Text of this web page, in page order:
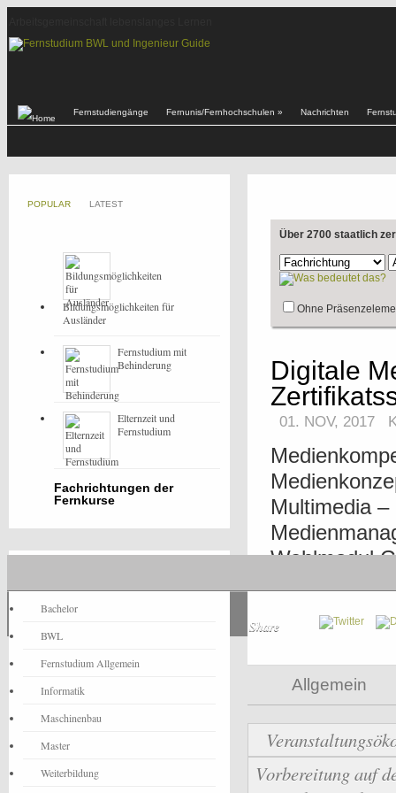
Fernstudiengänge Fernunis/Fernhochschulen » Nachrichten
Über 2700 staatlich
Ohne
Digitale
01. NOV, 2017
Multimedia
Wahlmodul
Share
Allgemein
Vorbereitung auf
POPULAR LATEST
Bildungsmöglichkeiten für
Ausländer
Fernstudium mit
Behinderung
Elternzeit und
Fernstudium
Fachrichtungen der
Fernkurse
Bachelor
BWL
Fernstudium Allgemein
Informatik
Maschinenbau
Master
Weiterbildung